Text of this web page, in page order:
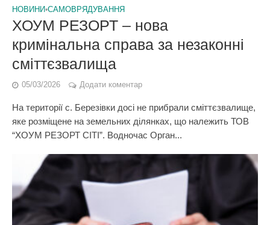
НОВИНИ•САМОВРЯДУВАННЯ
ХОУМ РЕЗОРТ – нова
кримінальна справа за незаконні
сміттєзвалища
05/03/2026 Додати коментар
На території с. Березівки досі не прибрали сміттєзвалище,
яке розміщене на земельних ділянках, що належить ТОВ
“ХОУМ РЕЗОРТ CITI”. Водночас Орган...